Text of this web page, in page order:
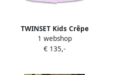
TWINSET Kids Crêpe
cropped gilet Paars
1 webshop
€ 135,-